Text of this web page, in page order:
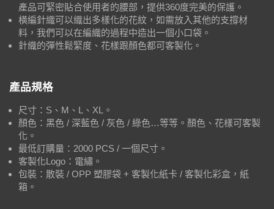
產品可緊密貼合使用者的腰部，提供360度完美的保護。
橫編針織可以織出多樣化的花紋，如需放入其他的支撐材
料，我們可以在編織的過程中造出一個小口袋。
針織的彈性鬆緊度、花樣跟顏色都可客製化。
產品規格
尺寸：S、M、L、XL。
顏色：黑色 / 深藍色 / 灰色 / 綠色…等等。顏色、花樣可客製
化。
最低訂購量：2000 PCS / 一個尺寸。
客製化Logo：電繡。
包裝：散裝 / OPP 塑膠袋 + 客製化紙卡 / 客製化彩盒，紙
箱。